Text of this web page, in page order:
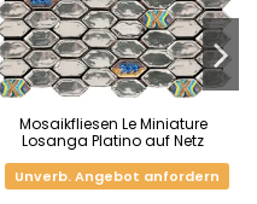
Mosaikfliesen Le Miniature
Losanga Platino auf Netz
Unverb. Angebot anfordern